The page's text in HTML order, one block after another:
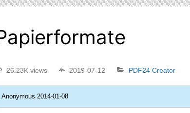
26.23K views 2019-07-12 PDF24 Creator
Anonymous 2014-01-08